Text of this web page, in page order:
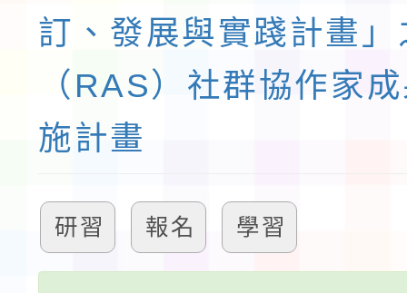
訂、發展與實踐計畫」
（RAS）社群協作家
施計畫
研習 報名 學習